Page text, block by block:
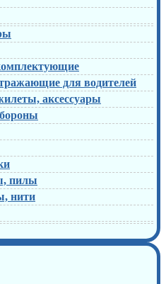
для водителей
аксессуары
пилы
нити